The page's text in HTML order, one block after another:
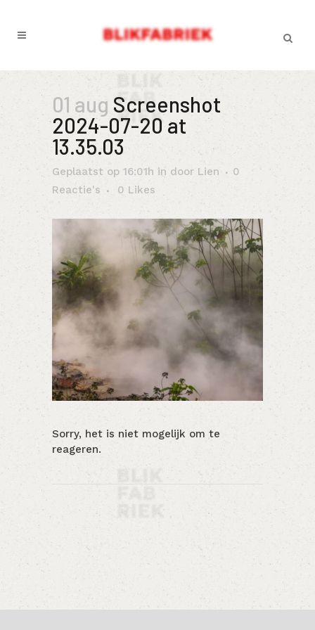
01 aug Screenshot
2024-07-20 at
13.35.03
Geplaatst op 16:01h in door Lien
0
Reactie's
0 Likes
Sorry, het is niet mogelijk om te
reageren.